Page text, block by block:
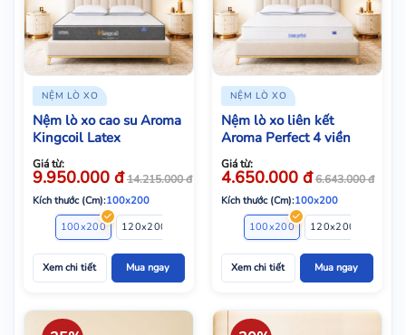
NỆM LÒ XO
Nệm lò xo cao su Aroma
Kingcoil Latex
Giá từ:
9.950.000 đ 14.215.000đ
Kích thước (Cm):100x200
100x200
120x200 160x200 180x200
Xem chi tiết Mua ngay
NỆM LÒ XO
Nệm lò xo liên kết
Aroma Perfect 4 viền
Giá từ:
4.650.000 đ 6.643.000đ
Kích thước (Cm):100x200
100x200
120x200
Xem chi tiết Mua ngay